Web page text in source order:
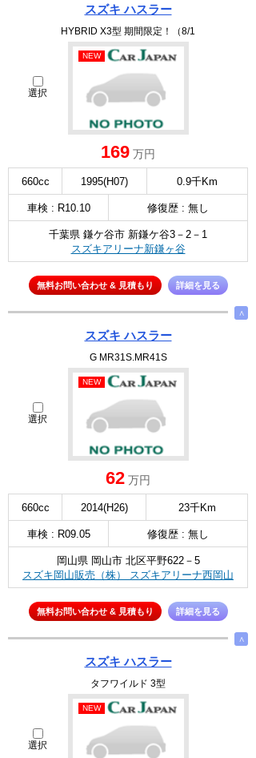
スズキ ハスラー
HYBRID X3型 期間限定！（8/1
選択
NEW
169 万円
660cc 1995(H07) 0.9千Km
車検 : R10.10 修復歴 : 無し
千葉県 鎌ケ谷市 新鎌ケ谷3－2－1
スズキアリーナ新鎌ヶ谷
無料お問い合わせ & 見積もり 詳細を見る
∧
スズキ ハスラー
G MR31S.MR41S
選択
NEW
62 万円
660cc 2014(H26) 23千Km
車検 : R09.05 修復歴 : 無し
岡山県 岡山市 北区平野622－5
スズキ岡山販売（株） スズキアリーナ西岡山
無料お問い合わせ & 見積もり 詳細を見る
∧
スズキ ハスラー
タフワイルド 3型
選択
NEW